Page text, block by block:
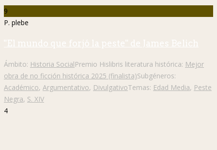
9
P. plebe
"El mundo que forjó la peste" de James Belich
Ámbito: Historia SocialPremio Hislibris literatura histórica: Mejor
obra de no ficción histórica 2025 (finalista)Subgéneros:
Académico, Argumentativo, DivulgativoTemas: Edad Media, Peste
Negra, S. XIV
4